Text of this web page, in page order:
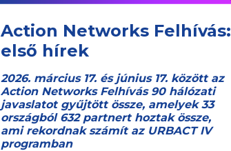
Action Networks Felhívás:
első hírek
2026. március 17. és június 17. között az
Action Networks Felhívás 90 hálózati
javaslatot gyűjtött össze, amelyek 33
országból 632 partnert hoztak össze,
ami rekordnak számít az URBACT IV
programban